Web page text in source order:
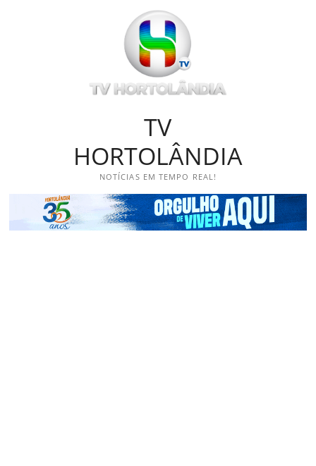
TV
HORTOLÂNDIA
NOTÍCIAS EM TEMPO REAL!